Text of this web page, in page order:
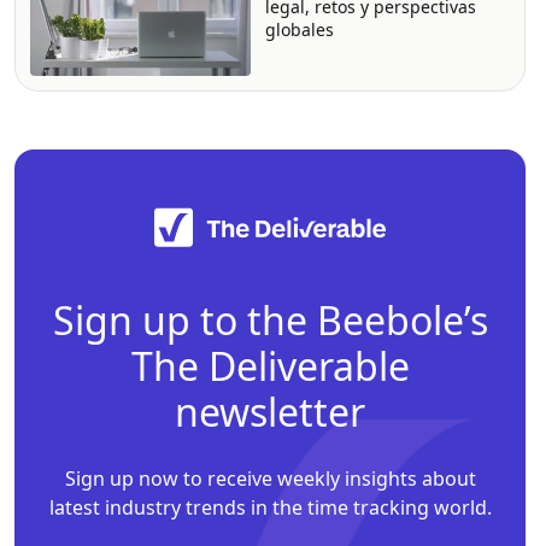
legal, retos y perspectivas
globales
Sign up to the Beebole’s
The Deliverable
newsletter
Sign up now to receive weekly insights about
latest industry trends in the time tracking world.